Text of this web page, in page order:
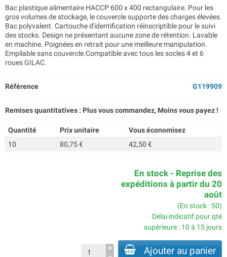
Bac plastique alimentaire HACCP 600 x 400 rectangulaire. Pour les
gros volumes de stockage, le couvercle supporte des charges élevées.
Bac polyvalent. Cartouche d'identification réinscriptible pour le suivi
des stocks. Design ne présentant aucune zone de rétention. Lavable
en machine. Poignées en retrait pour une meilleure manipulation.
Empilable sans couvercle.Compatible avec tous les socles 4 et 6
roues GILAC.
Référence G119909
Remises quantitatives : Plus vous commandez, Moins vous payez !
Quantité Prix unitaire
Vous économisez
10
80,75 € 42,50 €
En stock - Reprise des
expéditions à partir du 20
août
(En stock : 50)
Délai indicatif pour qté
supérieure : 10 à 15 jours
Ajouter au panier